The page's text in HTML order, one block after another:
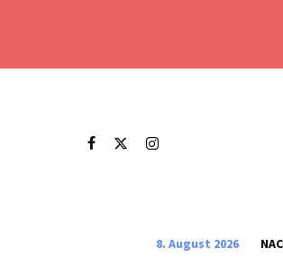
8. August 2026